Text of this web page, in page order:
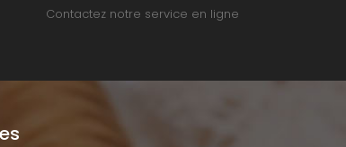
Contactez notre service en ligne